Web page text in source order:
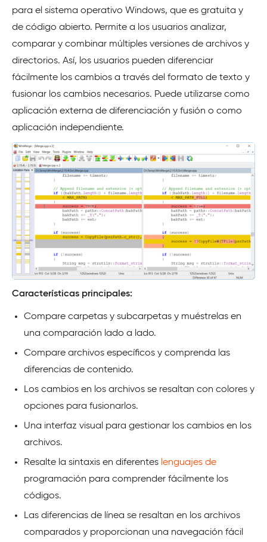
para el sistema operativo Windows, que es gratuita y
de código abierto. Permite a los usuarios analizar,
comparar y combinar múltiples versiones de archivos y
directorios. Así, los usuarios pueden diferenciar
fácilmente los cambios a través del formato de texto y
fusionar los cambios necesarios. Puede utilizarse como
aplicación externa de diferenciación y fusión o como
aplicación independiente.
Características principales:
Compare carpetas y subcarpetas y muéstrelas en
una comparación lado a lado.
Compare archivos específicos y comprenda las
diferencias de contenido.
Los cambios en los archivos se resaltan con colores y
opciones para fusionarlos.
Una interfaz visual para gestionar los cambios en los
archivos.
Resalte la sintaxis en diferentes lenguajes de
programación para comprender fácilmente los
códigos.
Las diferencias de línea se resaltan en los archivos
comparados y proporcionan una navegación fácil